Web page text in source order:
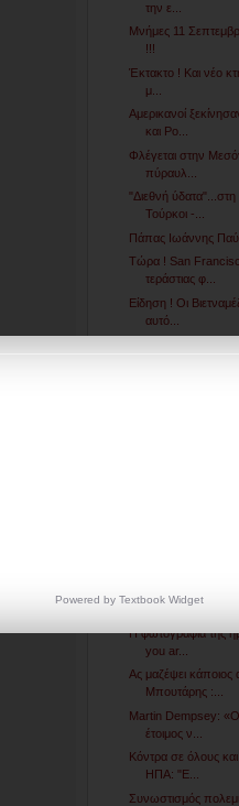
την ε...
Μνήμες 11
!!!
Έκτακτο ! Και νέο
μ...
Αμερικανοί
και Ρο...
Φλέγεται στην
πύραυλ...
"Διεθνή
Τούρκοι -...
Πάπας Ιωάννης
Τώρα ! San
τεράστιας φ...
Είδηση ! Οι
αυτό...
Ουκρανία:
Σαν σήμερα: 12
Η Συγχρονικότητα
Τώρα: Απίστευτο
Το ράπισμα της
Να η... βοήθεια
Η φώτογραφία της
you ar...
Ας μαζέψει
Μπουτάρης :...
Martin Dempsey: «Ο
έτοιμος ν...
Κόντρα σε όλους
ΗΠΑ: "Ε...
Συνωστισμός
Powered by Textbook Widget